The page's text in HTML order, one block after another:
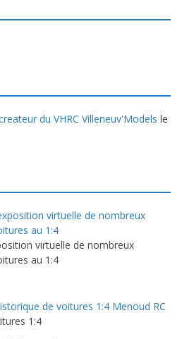
Villeneuv'Models le
virtuelle de nombreux
au 1:4
Menoud RC
1:4